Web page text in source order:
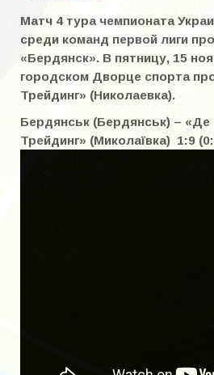
Чемпионат Украины по мини-
Чемпионат Украины по футболы
ДЮСШ
На приз газеты «Комсомолец
Матч 4 тура чемпионата
среди команд первой лиги
«Бердянск». В пятницу, 15
городском Дворце спорта
Трейдинг» (Николаевка).
Бердянськ (Бердянськ) – «Де
Трейдинг» (Миколаївка) 1:9